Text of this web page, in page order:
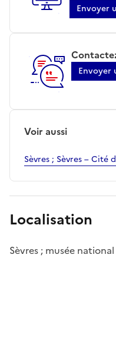
Envoyer
Envoyer
Voir aussi
Sèvres ; Sèvres – Cité
Localisation
Sèvres ; musée